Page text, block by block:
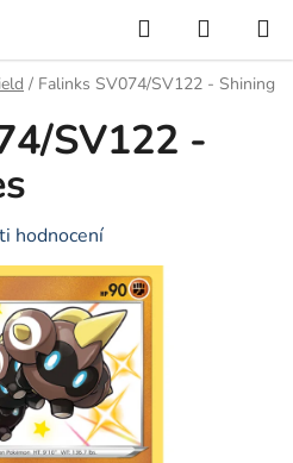
Hledat
KOŠÍK
/ Falinks SV074/SV122 - Shining
SV122 -
hodnocení